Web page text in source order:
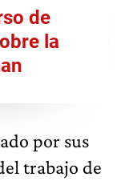
de
la
por sus
trabajo de